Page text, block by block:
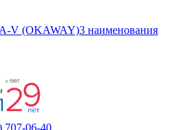
V (OKAWAY)3 наименования
707-06-40